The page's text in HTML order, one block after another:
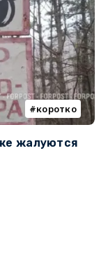
коротко
жалуются